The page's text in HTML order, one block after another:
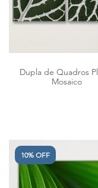
Dupla de Quadros
Mosaico
10% OFF